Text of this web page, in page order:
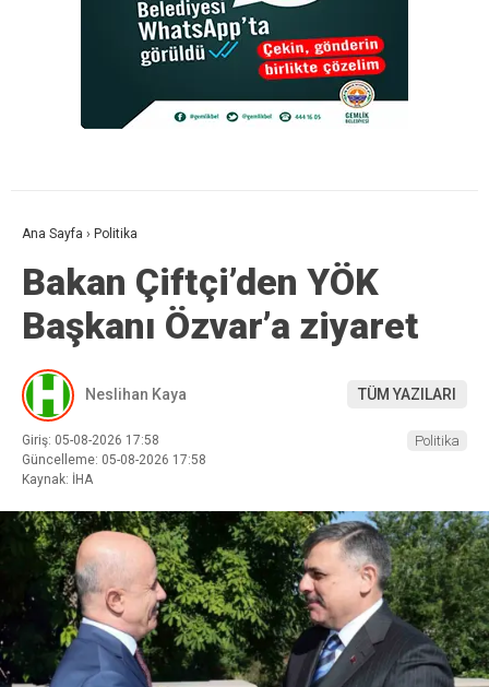
Ana Sayfa › Politika
Bakan Çiftçi’den YÖK
Başkanı Özvar’a ziyaret
Neslihan Kaya TÜM YAZILARI
Giriş: 05-08-2026 17:58
Güncelleme: 05-08-2026 17:58
Kaynak: İHA
Politika